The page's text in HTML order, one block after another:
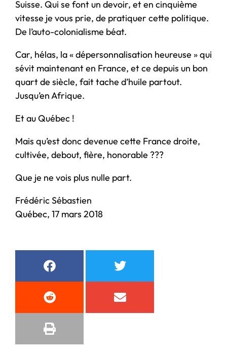
Suisse. Qui se font un devoir, et en cinquième
vitesse je vous prie, de pratiquer cette politique.
De l’auto-colonialisme béat.
Car, hélas, la « dépersonnalisation heureuse » qui
sévit maintenant en France, et ce depuis un bon
quart de siècle, fait tache d’huile partout.
Jusqu’en Afrique.
Et au Québec !
Mais qu’est donc devenue cette France droite,
cultivée, debout, fière, honorable ???
Que je ne vois plus nulle part.
Frédéric Sébastien
Québec, 17 mars 2018